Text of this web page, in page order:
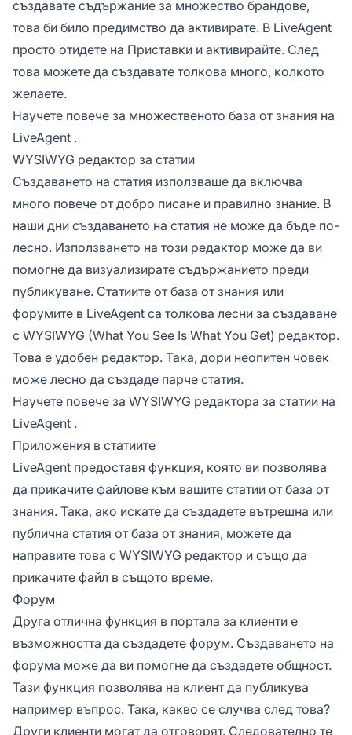
създавате съдържание за множество брандове,
това би било предимство да активирате. В LiveAgent
просто отидете на Приставки и активирайте. След
това можете да създавате толкова много, колкото
желаете.
Научете повече за множественото база от знания на
LiveAgent .
WYSIWYG редактор за статии
Създаването на статия използваше да включва
много повече от добро писане и правилно знание. В
наши дни създаването на статия не може да бъде по-
лесно. Използването на този редактор може да ви
помогне да визуализирате съдържанието преди
публикуване. Статиите от база от знания или
форумите в LiveAgent са толкова лесни за създаване
с WYSIWYG (What You See Is What You Get) редактор.
Това е удобен редактор. Така, дори неопитен човек
може лесно да създаде парче статия.
Научете повече за WYSIWYG редактора за статии на
LiveAgent .
Приложения в статиите
LiveAgent предоставя функция, която ви позволява
да прикачите файлове към вашите статии от база от
знания. Така, ако искате да създадете вътрешна или
публична статия от база от знания, можете да
направите това с WYSIWYG редактор и също да
прикачите файл в същото време.
Форум
Друга отлична функция в портала за клиенти е
възможността да създадете форум. Създаването на
форума може да ви помогне да създадете общност.
Тази функция позволява на клиент да публикува
например въпрос. Така, какво се случва след това?
Други клиенти могат да отговорят. Следователно те